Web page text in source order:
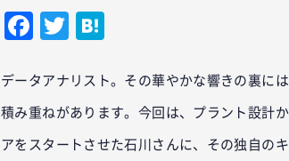
Facebook
Twitter
データアナリスト。その華やかな響きの裏に
積み重ねがあります。今回は、プラント設計
アをスタートさせた石川さんに、その独自の